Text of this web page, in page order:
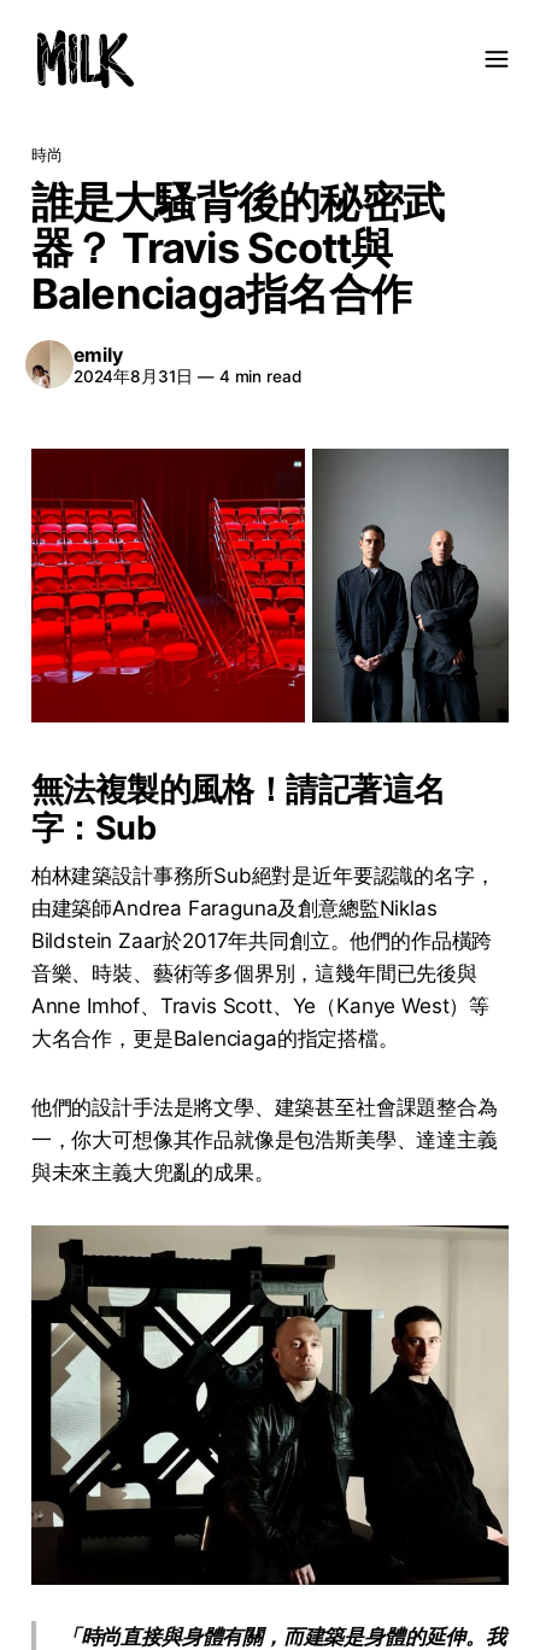
時尚
誰是大騷背後的秘密武
器？ Travis Scott與
Balenciaga指名合作
emily
2024年8月31日 —4 min read
無法複製的風格！請記著這名
字：Sub
柏林建築設計事務所Sub絕對是近年要認識的名字，
由建築師Andrea Faraguna及創意總監Niklas
Bildstein Zaar於2017年共同創立。他們的作品橫跨
音樂、時裝、藝術等多個界別，這幾年間已先後與
Anne Imhof、Travis Scott、Ye（Kanye West）等
大名合作，更是Balenciaga的指定搭檔。
他們的設計手法是將文學、建築甚至社會課題整合為
一，你大可想像其作品就像是包浩斯美學、達達主義
與未來主義大兜亂的成果。
「時尚直接與身體有關，而建築是身體的延伸。我